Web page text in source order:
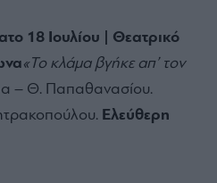
18 Ιουλίου | Θεατρικό
«Το κλάμα βγήκε απ’ τον
– Θ. Παπαθανασίου.
Ελεύθερη